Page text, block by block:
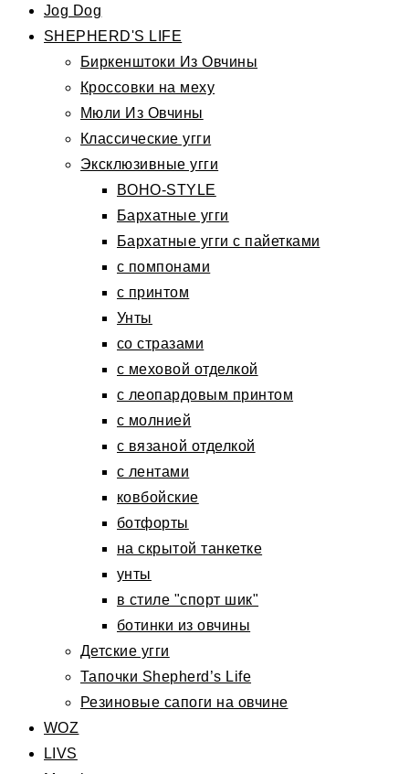
Jog Dog
SHEPHERD'S LIFE
Биркенштоки Из Овчины
Кроссовки на меху
Мюли Из Овчины
Классические угги
Эксклюзивные угги
BOHO-STYLE
Бархатные угги
Бархатные угги с пайетками
с помпонами
с принтом
Унты
со стразами
с меховой отделкой
с леопардовым принтом
с молнией
с вязаной отделкой
с лентами
ковбойские
ботфорты
на скрытой танкетке
унты
в стиле "спорт шик"
ботинки из овчины
Детские угги
Тапочки Shepherd’s Life
Резиновые сапоги на овчине
WOZ
LIVS